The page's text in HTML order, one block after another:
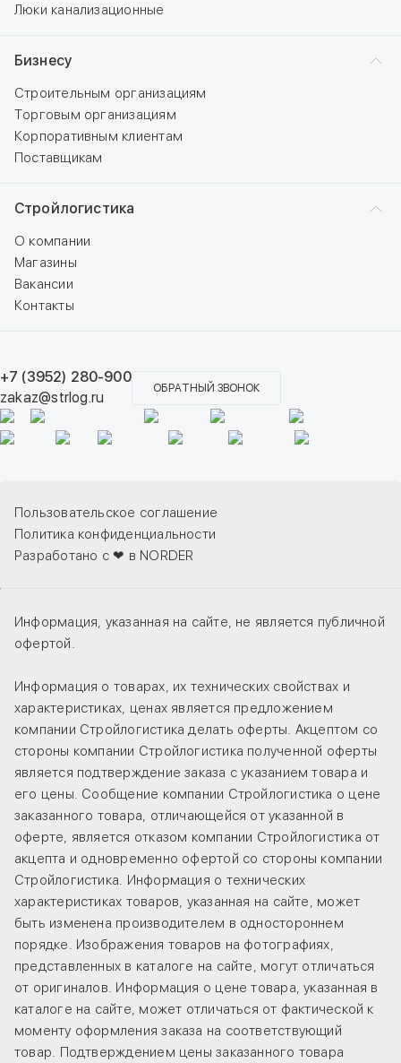
Люки канализационные
Бизнесу
Строительным организациям
Торговым организациям
Корпоративным клиентам
Поставщикам
Стройлогистика
О компании
Магазины
Вакансии
Контакты
+7 (3952) 280-900
zakaz@strlog.ru
ОБРАТНЫЙ ЗВОНОК
Пользовательское соглашение
Политика конфиденциальности
Разработано с ❤ в NORDER
Информация, указанная на сайте, не является публичной
офертой.
Информация о товарах, их технических свойствах и
характеристиках, ценах является предложением
компании Стройлогистика делать оферты. Акцептом со
стороны компании Стройлогистика полученной оферты
является подтверждение заказа с указанием товара и
его цены. Сообщение компании Стройлогистика о цене
заказанного товара, отличающейся от указанной в
оферте, является отказом компании Стройлогистика от
акцепта и одновременно офертой со стороны компании
Стройлогистика. Информация о технических
характеристиках товаров, указанная на сайте, может
быть изменена производителем в одностороннем
порядке. Изображения товаров на фотографиях,
представленных в каталоге на сайте, могут отличаться
от оригиналов. Информация о цене товара, указанная в
каталоге на сайте, может отличаться от фактической к
моменту оформления заказа на соответствующий
товар. Подтверждением цены заказанного товара